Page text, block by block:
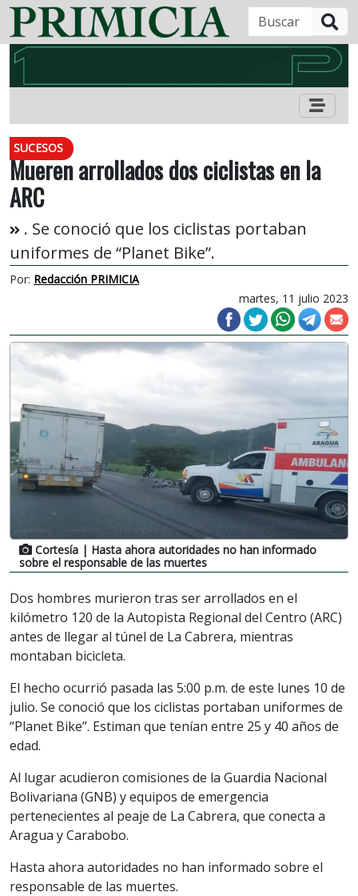
SUCESOS
Mueren arrollados dos ciclistas en la
ARC
. Se conoció que los ciclistas portaban
uniformes de “Planet Bike”.
Por: Redacción PRIMICIA
martes, 11 julio 2023
Cortesía | Hasta ahora autoridades no han informado
sobre el responsable de las muertes
Dos hombres murieron tras ser arrollados en el
kilómetro 120 de la Autopista Regional del Centro (ARC)
antes de llegar al túnel de La Cabrera, mientras
montaban bicicleta.
El hecho ocurrió pasada las 5:00 p.m. de este lunes 10 de
julio. Se conoció que los ciclistas portaban uniformes de
“Planet Bike”. Estiman que tenían entre 25 y 40 años de
edad.
Al lugar acudieron comisiones de la Guardia Nacional
Bolivariana (GNB) y equipos de emergencia
pertenecientes al peaje de La Cabrera, que conecta a
Aragua y Carabobo.
Hasta ahora autoridades no han informado sobre el
responsable de las muertes.